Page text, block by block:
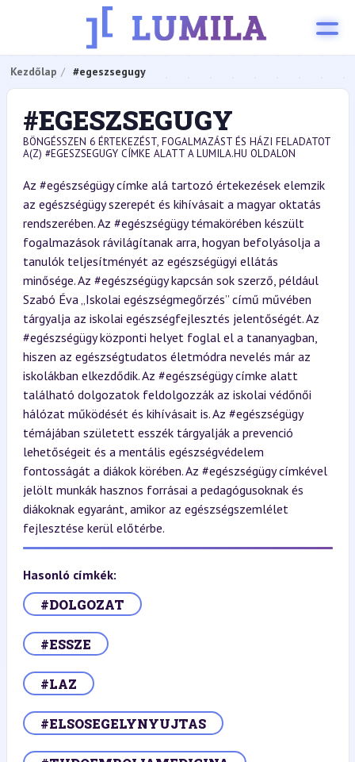
Kezdőlap #egeszsegugy
#EGESZSEGUGY
BÖNGÉSSZEN 6 ÉRTEKEZÉST, FOGALMAZÁST ÉS HÁZI FELADATOT
A(Z) #EGESZSEGUGY CÍMKE ALATT A LUMILA.HU OLDALON
Az #egészségügy címke alá tartozó értekezések elemzik
az egészségügy szerepét és kihívásait a magyar oktatás
rendszerében. Az #egészségügy témakörében készült
fogalmazások rávilágítanak arra, hogyan befolyásolja a
tanulók teljesítményét az egészségügyi ellátás
minősége. Az #egészségügy kapcsán sok szerző, például
Szabó Éva „Iskolai egészségmegőrzés” című művében
tárgyalja az iskolai egészségfejlesztés jelentőségét. Az
#egészségügy központi helyet foglal el a tananyagban,
hiszen az egészségtudatos életmódra nevelés már az
iskolákban elkezdődik. Az #egészségügy címke alatt
található dolgozatok feldolgozzák az iskolai védőnői
hálózat működését és kihívásait is. Az #egészségügy
témájában született esszék tárgyalják a prevenció
lehetőségeit és a mentális egészségvédelem
fontosságát a diákok körében. Az #egészségügy címkével
jelölt munkák hasznos forrásai a pedagógusoknak és
diákoknak egyaránt, amikor az egészségszemlélet
fejlesztése kerül előtérbe.
Hasonló címkék:
#DOLGOZAT
#ESSZE
#LAZ
#ELSOSEGELYNYUJTAS